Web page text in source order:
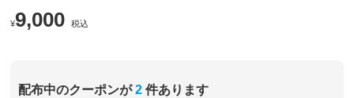
¥9,000 税込
配布中のクーポンが 2 件あります